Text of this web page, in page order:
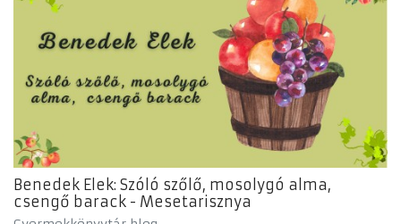
Benedek Elek: Szóló szőlő, mosolygó alma,
csengő barack - Mesetarisznya